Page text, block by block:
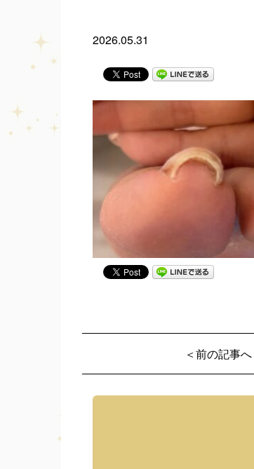
2026.05.31
＜前の記事へ